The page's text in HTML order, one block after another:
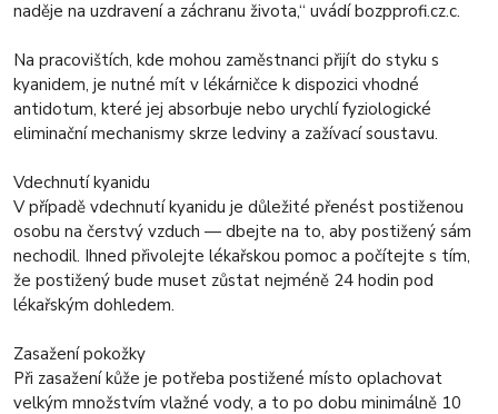
naděje na uzdravení a záchranu života,“ uvádí bozpprofi.cz.c.
Na pracovištích, kde mohou zaměstnanci přijít do styku s
kyanidem, je nutné mít v lékárničce k dispozici vhodné
antidotum, které jej absorbuje nebo urychlí fyziologické
eliminační mechanismy skrze ledviny a zažívací soustavu.
Vdechnutí kyanidu
V případě vdechnutí kyanidu je důležité přenést postiženou
osobu na čerstvý vzduch — dbejte na to, aby postižený sám
nechodil. Ihned přivolejte lékařskou pomoc a počítejte s tím,
že postižený bude muset zůstat nejméně 24 hodin pod
lékařským dohledem.
Zasažení pokožky
Při zasažení kůže je potřeba postižené místo oplachovat
velkým množstvím vlažné vody, a to po dobu minimálně 10